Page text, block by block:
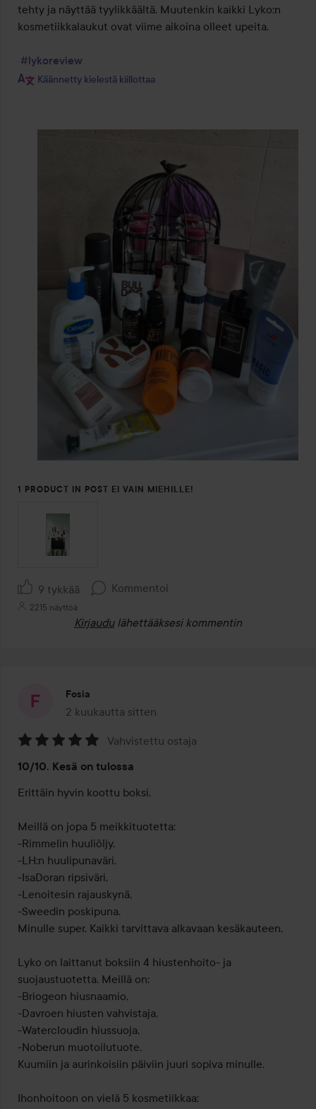
tehty ja näyttää tyylikkäältä. Muutenkin kaikki Lyko:n
kosmetiikkalaukut ovat viime aikoina olleet upeita.
#lykoreview
Käännetty kielestä kiillottaa
1 PRODUCT IN POST EI VAIN MIEHILLE!
9 tykkää Kommentoi
2215 näyttöä
Kirjaudu lähettääksesi kommentin
Fosia
2 kuukautta sitten
Viesti luotiin 2 kuukautta sitten
5
/
Vahvistettu ostaja
10/10. Kesä on tulossa
Erittäin hyvin koottu boksi.
Meillä on jopa 5 meikkituotetta:
-Rimmelin huuliöljy,
-LH:n huulipunaväri,
-IsaDoran ripsiväri,
-Lenoitesin rajauskynä,
-Sweedin poskipuna.
Minulle super. Kaikki tarvittava alkavaan kesäkauteen.
Lyko on laittanut boksiin 4 hiustenhoito- ja
suojaustuotetta. Meillä on:
-Briogeon hiusnaamio,
-Davroen hiusten vahvistaja,
-Watercloudin hiussuoja,
-Noberun muotoilutuote.
Kuumiin ja aurinkoisiin päiviin juuri sopiva minulle.
Ihonhoitoon on vielä 5 kosmetiikkaa: